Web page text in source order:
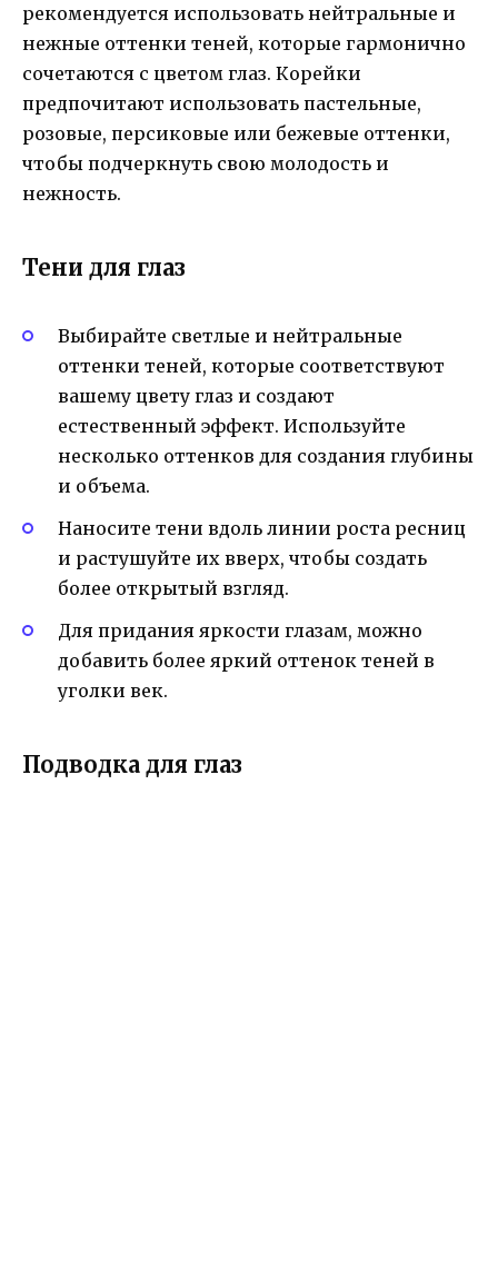
рекомендуется использовать нейтральные и
нежные оттенки теней, которые гармонично
сочетаются с цветом глаз. Корейки
предпочитают использовать пастельные,
розовые, персиковые или бежевые оттенки,
чтобы подчеркнуть свою молодость и
нежность.
Тени для глаз
Выбирайте светлые и нейтральные
оттенки теней, которые соответствуют
вашему цвету глаз и создают
естественный эффект. Используйте
несколько оттенков для создания глубины
и объема.
Наносите тени вдоль линии роста ресниц
и растушуйте их вверх, чтобы создать
более открытый взгляд.
Для придания яркости глазам, можно
добавить более яркий оттенок теней в
уголки век.
Подводка для глаз